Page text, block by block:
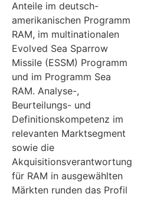
Anteile im deutsch-
amerikanischen Programm
RAM, im multinationalen
Evolved Sea Sparrow
Missile (ESSM) Programm
und im Programm Sea
RAM. Analyse-,
Beurteilungs- und
Definitionskompetenz im
relevanten Marktsegment
sowie die
Akquisitionsverantwortung
für RAM in ausgewählten
Märkten runden das Profil